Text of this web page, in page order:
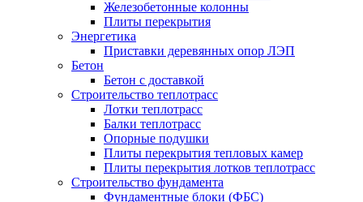
Железобетонные колонны
Плиты перекрытия
Энергетика
Приставки деревянных опор ЛЭП
Бетон
Бетон с доставкой
Строительство теплотрасс
Лотки теплотрасс
Балки теплотрасс
Опорные подушки
Плиты перекрытия тепловых камер
Плиты перекрытия лотков теплотрасс
Строительство фундамента
Фундаментные блоки (ФБС)